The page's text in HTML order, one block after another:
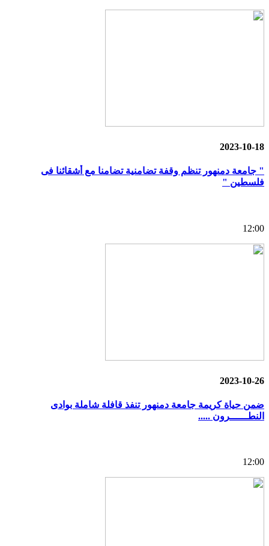
2023-10-18
" جامعة دمنهور تنظم وقفة تضامنية تضامنا مع أشقائنا فى
فلسطين "
12:00
2023-10-26
ضمن حياة كريمة جامعة دمنهور تنفذ قافلة شاملة بوادى
النطــــــرون .....
12:00